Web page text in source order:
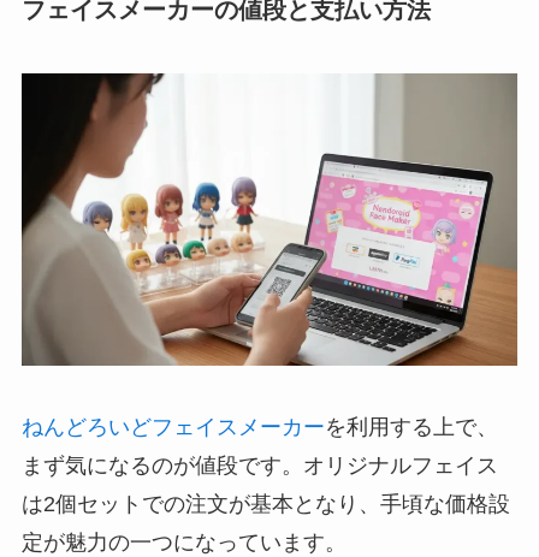
フェイスメーカーの値段と支払い方法
ねんどろいどフェイスメーカーを利用する上で、
まず気になるのが値段です。オリジナルフェイス
は2個セットでの注文が基本となり、手頃な価格設
定が魅力の一つになっています。